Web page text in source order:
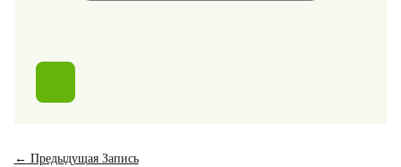
← Предыдущая Запись